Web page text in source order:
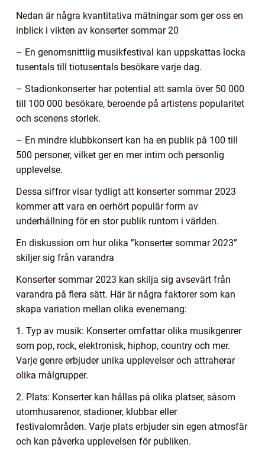
Nedan är några kvantitativa mätningar som ger oss en
inblick i vikten av konserter sommar 20
– En genomsnittlig musikfestival kan uppskattas locka
tusentals till tiotusentals besökare varje dag.
– Stadionkonserter har potential att samla över 50 000
till 100 000 besökare, beroende på artistens popularitet
och scenens storlek.
– En mindre klubbkonsert kan ha en publik på 100 till
500 personer, vilket ger en mer intim och personlig
upplevelse.
Dessa siffror visar tydligt att konserter sommar 2023
kommer att vara en oerhört populär form av
underhållning för en stor publik runtom i världen.
En diskussion om hur olika ”konserter sommar 2023”
skiljer sig från varandra
Konserter sommar 2023 kan skilja sig avsevärt från
varandra på flera sätt. Här är några faktorer som kan
skapa variation mellan olika evenemang:
1. Typ av musik: Konserter omfattar olika musikgenrer
som pop, rock, elektronisk, hiphop, country och mer.
Varje genre erbjuder unika upplevelser och attraherar
olika målgrupper.
2. Plats: Konserter kan hållas på olika platser, såsom
utomhusarenor, stadioner, klubbar eller
festivalområden. Varje plats erbjuder sin egen atmosfär
och kan påverka upplevelsen för publiken.